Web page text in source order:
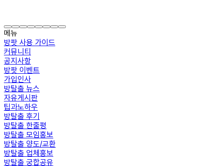
메뉴
방팟 사용 가이드
커뮤니티
공지사항
방팟 이벤트
가입인사
방탈출 뉴스
자유게시판
팁과노하우
방탈출 후기
방탈출 한줄평
방탈출 모임홍보
방탈출 양도/교환
방탈출 업체홍보
방탈출 궁합공유